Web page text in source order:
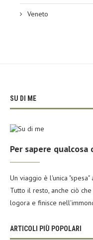
Veneto
SU DI ME
Per sapere
Un viaggio è l'unica
Tutto il resto, anche ciò
logora e finisce
ARTICOLI PIÙ POPOLARI